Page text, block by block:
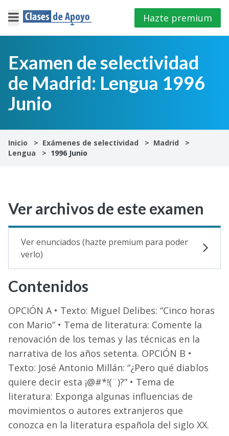
×
Iniciar
sesión
E.S.O
2º
Bachillerato
Selectividad
Blog
Hazte premium
Examen de selectividad
de Madrid: Lengua 1996
Junio
Inicio Exámenes de selectividad
Madrid
Lengua
1996 Junio
Ver archivos de este examen
Ver enunciados (hazte premium para poder
verlo)
Contenidos
OPCIÓN A • Texto: Miguel Delibes: “Cinco horas
con Mario” • Tema de literatura: Comente la
renovación de los temas y las técnicas en la
narrativa de los años setenta. OPCIÓN B •
Texto: José Antonio Millán: “¿Pero qué diablos
quiere decir esta ¡@#*!(¨)?” • Tema de
literatura: Exponga algunas influencias de
movimientos o autores extranjeros que
conozca en la literatura española del siglo XX.